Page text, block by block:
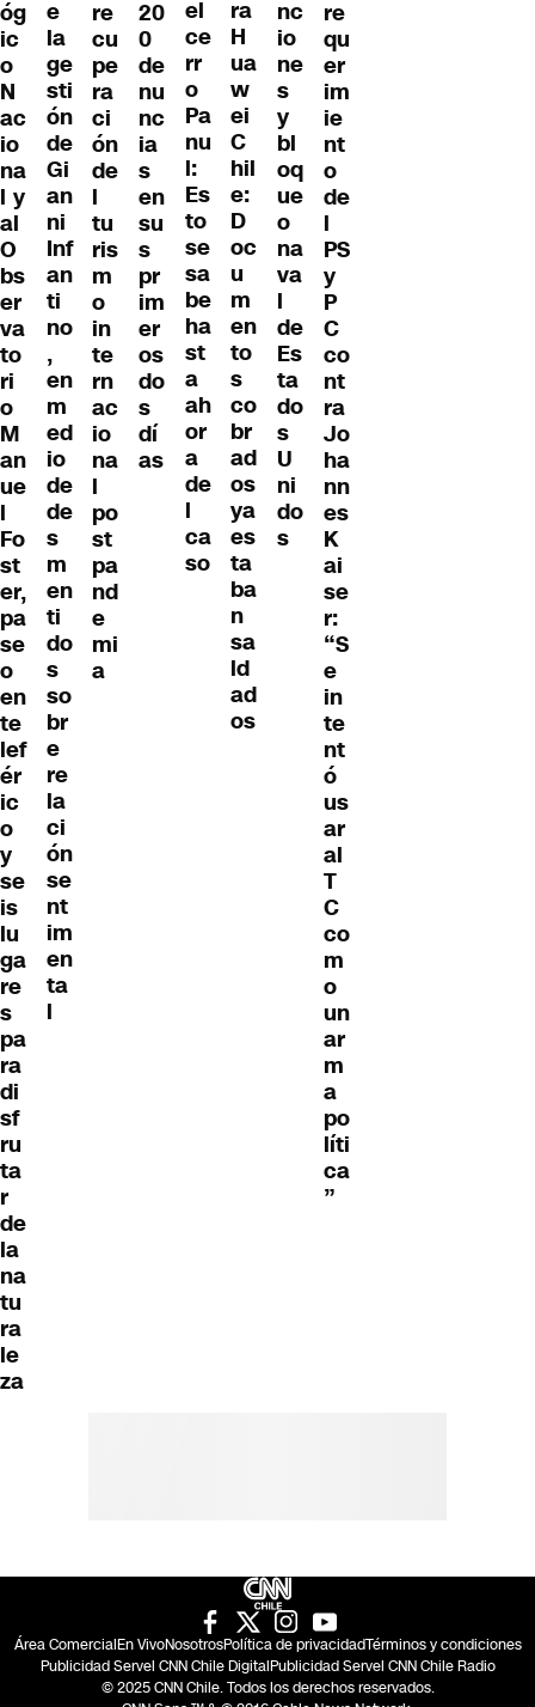
óg
ic
o
N
ac
io
na
l y
al
O
bs
er
va
to
ri
o
M
an
ue
l
Fo
st
er,
pa
se
o
en
te
lef
ér
ic
o
y
se
is
lu
ga
re
s
pa
ra
di
sf
ru
ta
r
de
la
na
tu
ra
le
za
e
la
ge
sti
ón
de
Gi
an
ni
Inf
an
ti
no
,
en
m
ed
io
de
de
s
m
en
ti
do
s
so
br
e
re
la
ci
ón
se
nt
im
en
ta
l
re
cu
pe
ra
ci
ón
de
l
tu
ris
m
o
in
te
rn
ac
io
na
l
po
st
pa
nd
e
mi
a
20
0
de
nu
nc
ia
s
en
su
s
pr
im
er
os
do
s
dí
as
el
ce
rr
o
Pa
nu
l:
Es
to
se
sa
be
ha
st
a
ah
or
a
de
l
ca
so
ra
H
ua
w
ei
C
hil
e:
D
oc
u
m
en
to
s
co
br
ad
os
ya
es
ta
ba
n
sa
ld
ad
os
nc
io
ne
s
y
bl
oq
ue
o
na
va
l
de
Es
ta
do
s
U
ni
do
s
re
qu
er
im
ie
nt
o
de
l
PS
y
P
C
co
nt
ra
Jo
ha
nn
es
K
ai
se
r:
“S
e
in
te
nt
ó
us
ar
al
T
C
co
m
o
un
ar
m
a
po
líti
ca
”
Área ComercialEn VivoNosotrosPolítica de privacidadTérminos y condiciones
Publicidad Servel CNN Chile DigitalPublicidad Servel CNN Chile Radio
© 2025 CNN Chile. Todos los derechos reservados.